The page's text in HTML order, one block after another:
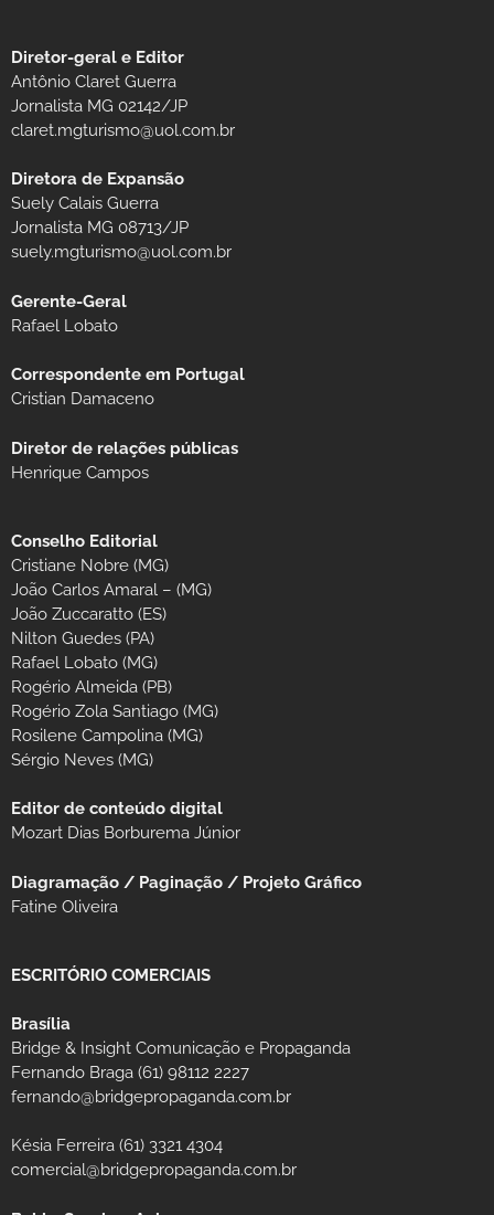
Diretor-geral e Editor
Antônio Claret Guerra
Jornalista MG 02142/JP
claret.mgturismo@uol.com.br
Diretora de Expansão
Suely Calais Guerra
Jornalista MG 08713/JP
suely.mgturismo@uol.com.br
Gerente-Geral
Rafael Lobato
Correspondente em Portugal
Cristian Damaceno
Diretor de relações públicas
Henrique Campos
Conselho Editorial
Cristiane Nobre (MG)
João Carlos Amaral – (MG)
João Zuccaratto (ES)
Nilton Guedes (PA)
Rafael Lobato (MG)
Rogério Almeida (PB)
Rogério Zola Santiago (MG)
Rosilene Campolina (MG)
Sérgio Neves (MG)
Editor de conteúdo digital
Mozart Dias Borburema Júnior
Diagramação / Paginação / Projeto Gráfico
Fatine Oliveira
ESCRITÓRIO COMERCIAIS
Brasília
Bridge & Insight Comunicação e Propaganda
Fernando Braga (61) 98112 2227
fernando@bridgepropaganda.com.br
Késia Ferreira (61) 3321 4304
comercial@bridgepropaganda.com.br